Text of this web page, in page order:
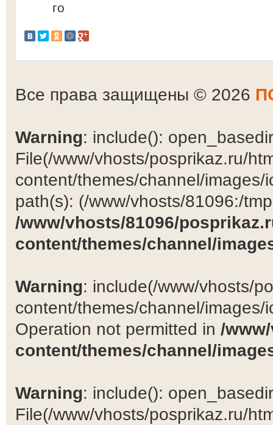
го
Все права защищены © 2026
Warning: include():
File(/www/vhosts/posprikaz.ru/
content/themes/channel/
path(s): (/www/vhosts/81096:/
/www/vhosts/81096/
content/themes/channel/
Warning: include(/www/vhosts/
content/themes/channel/
Operation not permitted in /
content/themes/channel/
Warning: include():
File(/www/vhosts/posprikaz.ru/